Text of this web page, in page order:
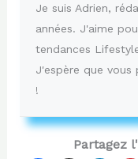
Je suis Adrien,
années. J'aime
tendances
J'espère que vous
!
Partagez